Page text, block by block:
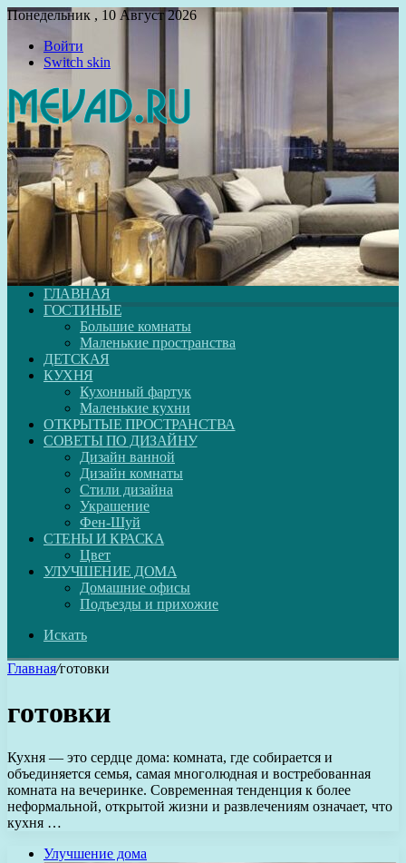
Понедельник , 10 Август 2026
Войти
Switch skin
ГЛАВНАЯ
ГОСТИНЫЕ
Большие комнаты
Маленькие пространства
ДЕТСКАЯ
КУХНЯ
Кухонный фартук
Маленькие кухни
ОТКРЫТЫЕ ПРОСТРАНСТВА
СОВЕТЫ ПО ДИЗАЙНУ
Дизайн ванной
Дизайн комнаты
Стили дизайна
Украшение
Фен-Шуй
СТЕНЫ И КРАСКА
Цвет
УЛУЧШЕНИЕ ДОМА
Домашние офисы
Подъезды и прихожие
Искать
Главная/готовки
готовки
Кухня — это сердце дома: комната, где собирается и
объединяется семья, самая многолюдная и востребованная
комната на вечеринке. Современная тенденция к более
неформальной, открытой жизни и развлечениям означает, что
кухня …
Улучшение дома